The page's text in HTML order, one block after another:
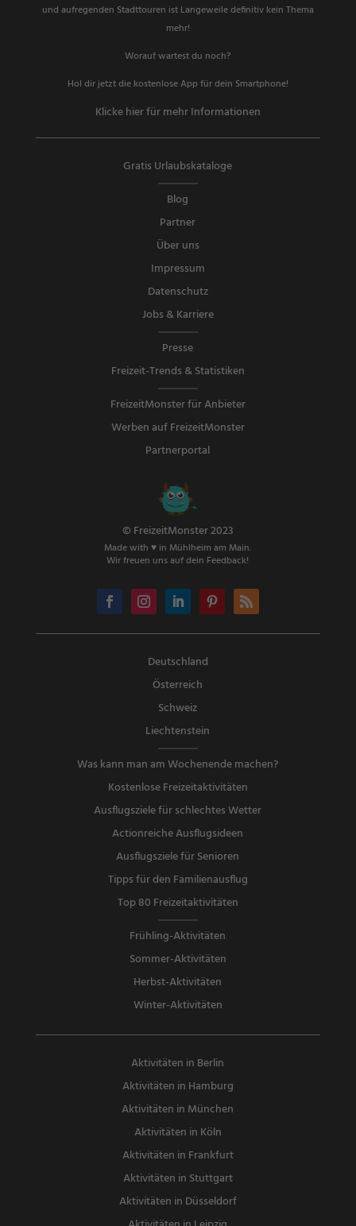
und aufregenden Stadttouren ist Langeweile definitiv kein Thema
mehr!
Worauf wartest du noch?
Hol dir jetzt die kostenlose App für dein Smartphone!
Klicke hier für mehr Informationen
Gratis Urlaubskataloge
Blog
Partner
Über uns
Impressum
Datenschutz
Jobs & Karriere
Presse
Freizeit-Trends & Statistiken
FreizeitMonster für Anbieter
Werben auf FreizeitMonster
Partnerportal
© FreizeitMonster 2023
Made with ♥ in Mühlheim am Main.
Wir freuen uns auf dein Feedback!
Deutschland
Österreich
Schweiz
Liechtenstein
Was kann man am Wochenende machen?
Kostenlose Freizeitaktivitäten
Ausflugsziele für schlechtes Wetter
Actionreiche Ausflugsideen
Ausflugsziele für Senioren
Tipps für den Familienausflug
Top 80 Freizeitaktivitäten
Frühling-Aktivitäten
Sommer-Aktivitäten
Herbst-Aktivitäten
Winter-Aktivitäten
Aktivitäten in Berlin
Aktivitäten in Hamburg
Aktivitäten in München
Aktivitäten in Köln
Aktivitäten in Frankfurt
Aktivitäten in Stuttgart
Aktivitäten in Düsseldorf